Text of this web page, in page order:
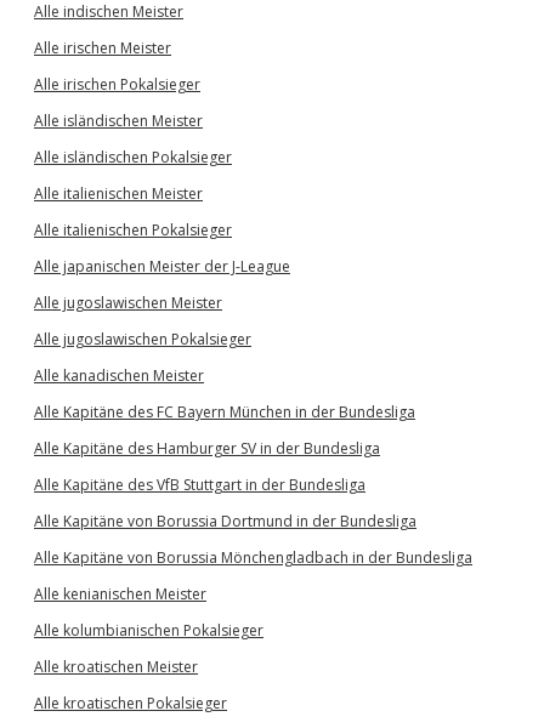
Alle indischen Meister
Alle irischen Meister
Alle irischen Pokalsieger
Alle isländischen Meister
Alle isländischen Pokalsieger
Alle italienischen Meister
Alle italienischen Pokalsieger
Alle japanischen Meister der J-League
Alle jugoslawischen Meister
Alle jugoslawischen Pokalsieger
Alle kanadischen Meister
Alle Kapitäne des FC Bayern München in der Bundesliga
Alle Kapitäne des Hamburger SV in der Bundesliga
Alle Kapitäne des VfB Stuttgart in der Bundesliga
Alle Kapitäne von Borussia Dortmund in der Bundesliga
Alle Kapitäne von Borussia Mönchengladbach in der Bundesliga
Alle kenianischen Meister
Alle kolumbianischen Pokalsieger
Alle kroatischen Meister
Alle kroatischen Pokalsieger